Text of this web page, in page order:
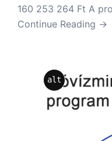
160 253 264 Ft A
Continue Reading →
alt